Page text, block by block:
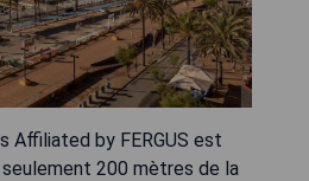
Affiliated by FERGUS est
seulement 200 mètres de la